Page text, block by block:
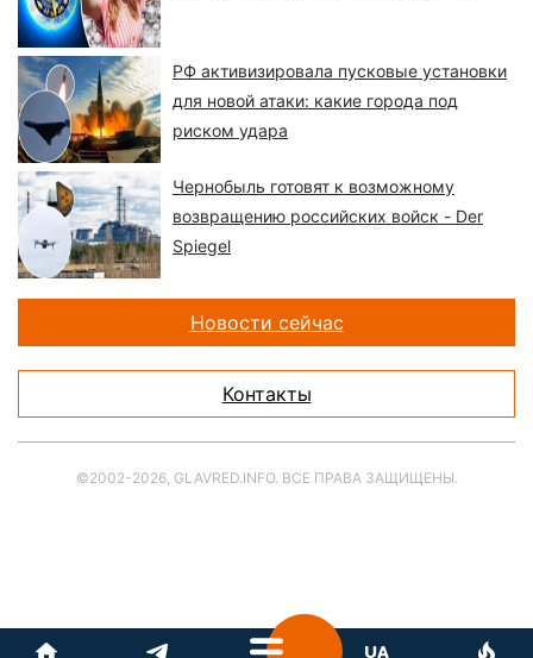
РФ активизировала пусковые установки
для новой атаки: какие города под
риском удара
Чернобыль готовят к возможному
возвращению российских войск - Der
Spiegel
Новости сейчас
Контакты
©2002-2026, GLAVRED.INFO. ВСЕ ПРАВА ЗАЩИЩЕНЫ.